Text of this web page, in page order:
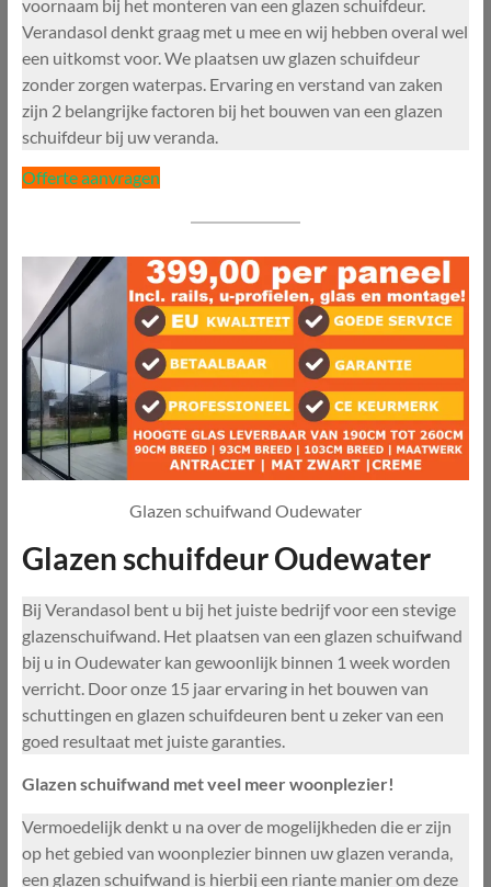
voornaam bij het monteren van een glazen schuifdeur.
Verandasol denkt graag met u mee en wij hebben overal wel
een uitkomst voor. We plaatsen uw glazen schuifdeur
zonder zorgen waterpas. Ervaring en verstand van zaken
zijn 2 belangrijke factoren bij het bouwen van een glazen
schuifdeur bij uw veranda.
Offerte aanvragen
Glazen schuifwand Oudewater
Glazen schuifdeur Oudewater
Bij Verandasol bent u bij het juiste bedrijf voor een stevige
glazenschuifwand. Het plaatsen van een glazen schuifwand
bij u in Oudewater kan gewoonlijk binnen 1 week worden
verricht. Door onze 15 jaar ervaring in het bouwen van
schuttingen en glazen schuifdeuren bent u zeker van een
goed resultaat met juiste garanties.
Glazen schuifwand met veel meer woonplezier!
Vermoedelijk denkt u na over de mogelijkheden die er zijn
op het gebied van woonplezier binnen uw glazen veranda,
een glazen schuifwand is hierbij een riante manier om deze